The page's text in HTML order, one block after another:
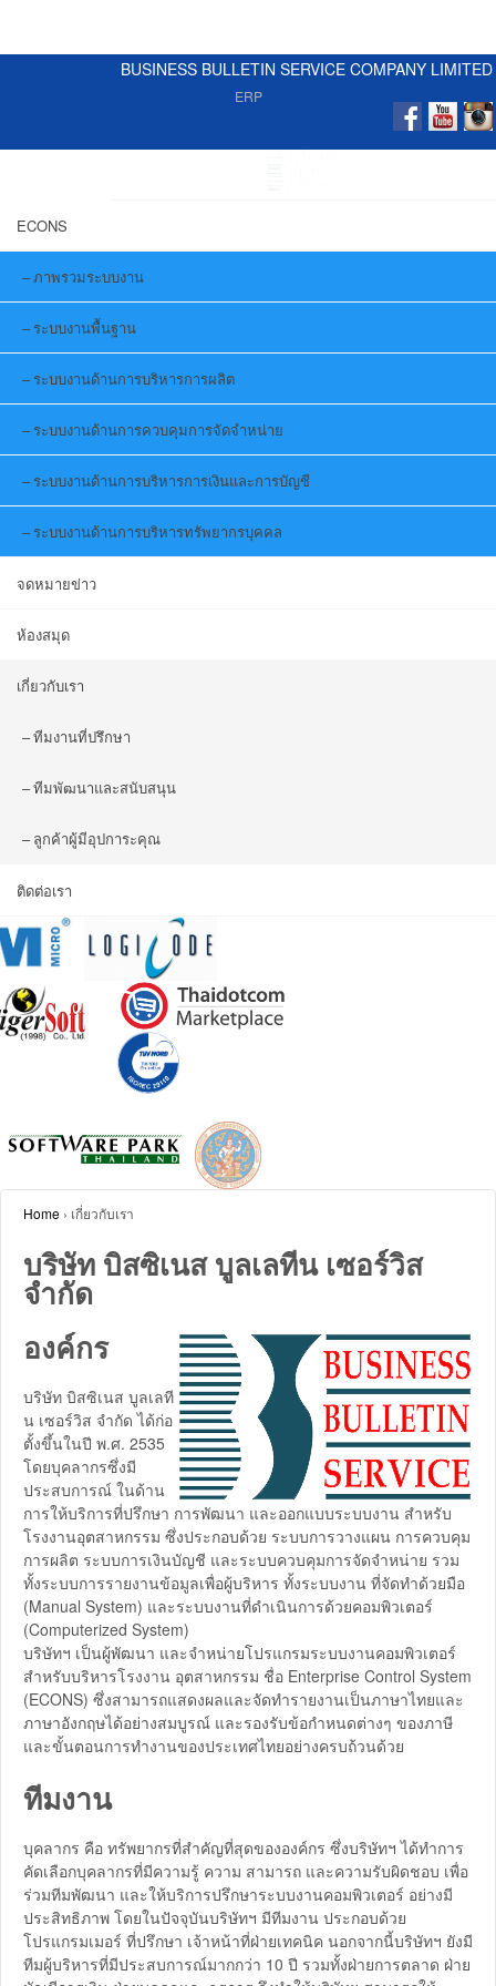
BUSINESS BULLETIN SERVICE COMPANY LIMITED
ERP
ECONS
ภาพรวมระบบงาน
ระบบงานพื้นฐาน
ระบบงานด้านการบริหารการผลิต
ระบบงานด้านการควบคุมการจัดจำหน่าย
ระบบงานด้านการบริหารการเงินและการบัญชี
ระบบงานด้านการบริหารทรัพยากรบุคคล
จดหมายข่าว
ห้องสมุด
เกี่ยวกับเรา
ทีมงานที่ปรึกษา
ทีมพัฒนาและสนับสนุน
ลูกค้าผู้มีอุปการะคุณ
ติดต่อเรา
Home › เกี่ยวกับเรา
บริษัท บิสซิเนส บูลเลทีน เซอร์วิส
จำกัด
องค์กร
บริษัท บิสซิเนส บูลเลที
น เซอร์วิส จำกัด ได้ก่อ
ตั้งขึ้นในปี พ.ศ. 2535
โดยบุคลากรซึ่งมี
ประสบการณ์ ในด้าน
การให้บริการที่ปรึกษา การพัฒนา และออกแบบระบบงาน สำหรับ
โรงงานอุตสาหกรรม ซึ่งประกอบด้วย ระบบการวางแผน การควบคุม
การผลิต ระบบการเงินบัญชี และระบบควบคุมการจัดจำหน่าย รวม
ทั้งระบบการรายงานข้อมูลเพื่อผู้บริหาร ทั้งระบบงาน ที่จัดทำด้วยมือ
(Manual System) และระบบงานที่ดำเนินการด้วยคอมพิวเตอร์
(Computerized System)
บริษัทฯ เป็นผู้พัฒนา และจำหน่ายโปรแกรมระบบงานคอมพิวเตอร์
สำหรับบริหารโรงงาน อุตสาหกรรม ชื่อ Enterprise Control System
(ECONS) ซึ่งสามารถแสดงผลและจัดทำรายงานเป็นภาษาไทยและ
ภาษาอังกฤษได้อย่างสมบูรณ์ และรองรับข้อกำหนดต่างๆ ของภาษี
และขั้นตอนการทำงานของประเทศไทยอย่างครบถ้วนด้วย
ทีมงาน
บุคลากร คือ ทรัพยากรที่สำคัญที่สุดขององค์กร ซึ่งบริษัทฯ ได้ทำการ
คัดเลือกบุคลากรที่มีความรู้ ความ สามารถ และความรับผิดชอบ เพื่อ
ร่วมทีมพัฒนา และให้บริการปรึกษาระบบงานคอมพิวเตอร์ อย่างมี
ประสิทธิภาพ โดยในปัจจุบันบริษัทฯ มีทีมงาน ประกอบด้วย
โปรแกรมเมอร์ ที่ปรึกษา เจ้าหน้าที่ฝ่ายเทคนิค นอกจากนี้บริษัทฯ ยังมี
ทีมผู้บริหารที่มีประสบการณ์มากกว่า 10 ปี รวมทั้งฝ่ายการตลาด ฝ่าย